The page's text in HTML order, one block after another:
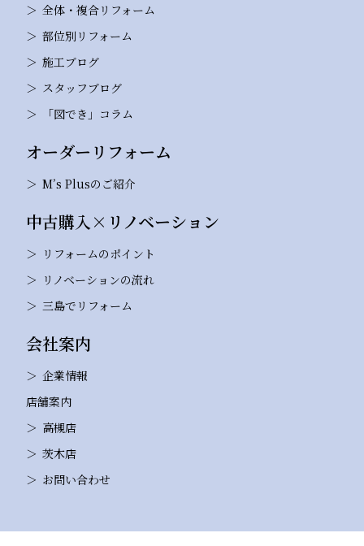
全体・複合リフォーム
部位別リフォーム
施工ブログ
スタッフブログ
「図でき」コラム
オーダーリフォーム
M’s Plusのご紹介
中古購入×リノベーション
リフォームのポイント
リノベーションの流れ
三島でリフォーム
会社案内
企業情報
店舗案内
高槻店
茨木店
お問い合わせ